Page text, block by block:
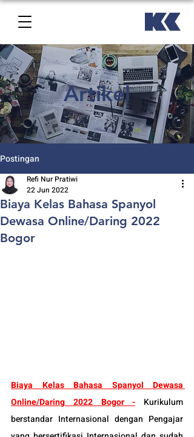
Artikel
Postingan
Biaya Kelas Bahasa Spanyol
Dewasa Online/Daring 2022
Bogor
Refi Nur Pratiwi
22 Jun 2022
Biaya Kelas Bahasa Spanyol Dewasa
Online/Daring 2022 Bogor - Kurikulum
berstandar Internasional dengan Pengajar